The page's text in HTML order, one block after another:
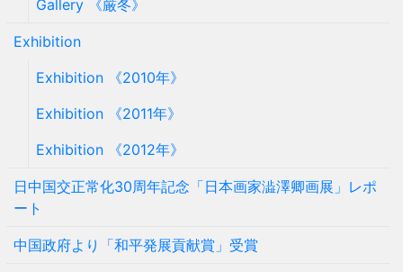
Gallery 《厳冬》
Exhibition
Exhibition 《2010年》
Exhibition 《2011年》
Exhibition 《2012年》
日中国交正常化30周年記念「日本画家澁澤卿画展」レポ
ート
中国政府より「和平発展貢献賞」受賞